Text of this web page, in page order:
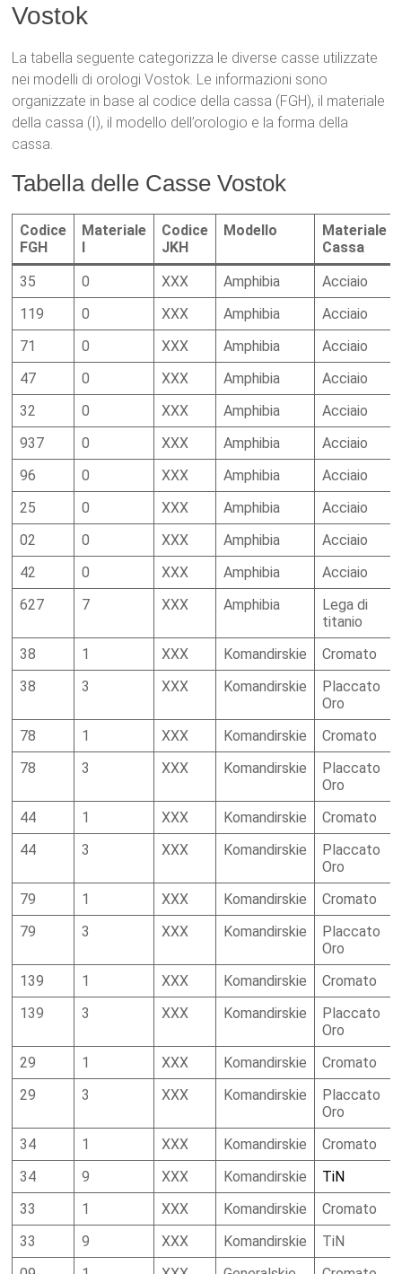
Vostok
La tabella seguente categorizza le diverse casse utilizzate
nei modelli di orologi Vostok. Le informazioni sono
organizzate in base al codice della cassa (FGH), il materiale
della cassa (I), il modello dell’orologio e la forma della
cassa.
Tabella delle Casse Vostok
Codice
FGH
Materiale
I
Codice
JKH
Modello
Materiale
Cassa
35
0 XXX Amphibia
Acciaio
119
0 XXX Amphibia
Acciaio
71
0 XXX Amphibia
Acciaio
47
0 XXX Amphibia
Acciaio
32
0 XXX Amphibia
Acciaio
937
0 XXX Amphibia
Acciaio
96
0 XXX Amphibia
Acciaio
25
0 XXX Amphibia
Acciaio
02
0 XXX Amphibia
Acciaio
42
0 XXX Amphibia
Acciaio
627
7 XXX Amphibia
Lega di
titanio
38
1 XXX Komandirskie
Cromato
38
3 XXX Komandirskie
Placcato
Oro
78
1 XXX Komandirskie
Cromato
78
3 XXX Komandirskie
Placcato
Oro
44
1 XXX Komandirskie
Cromato
44
3 XXX Komandirskie
Placcato
Oro
79
1 XXX Komandirskie
Cromato
79
3 XXX Komandirskie
Placcato
Oro
139
1 XXX Komandirskie
Cromato
139
3 XXX Komandirskie
Placcato
Oro
29
1 XXX Komandirskie
Cromato
29
3 XXX Komandirskie
Placcato
Oro
34
1 XXX Komandirskie
Cromato
34
9 XXX Komandirskie
TiN
33
1 XXX Komandirskie
Cromato
33
9 XXX Komandirskie
TiN